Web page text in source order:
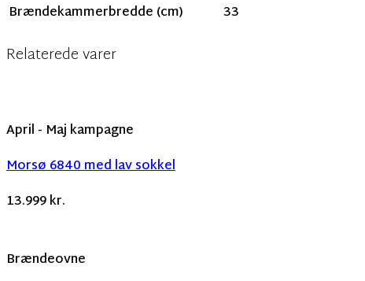
Brændekammerbredde (cm)
33
Relaterede varer
April - Maj kampagne
Morsø 6840 med lav sokkel
13.999kr.
Brændeovne